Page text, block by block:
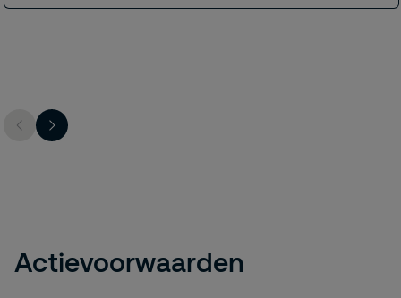
Actievoorwaarden